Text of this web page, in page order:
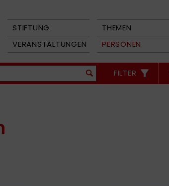
STIFTUNG THEMEN
VERANSTALTUNGEN
PERSONEN
FILTER